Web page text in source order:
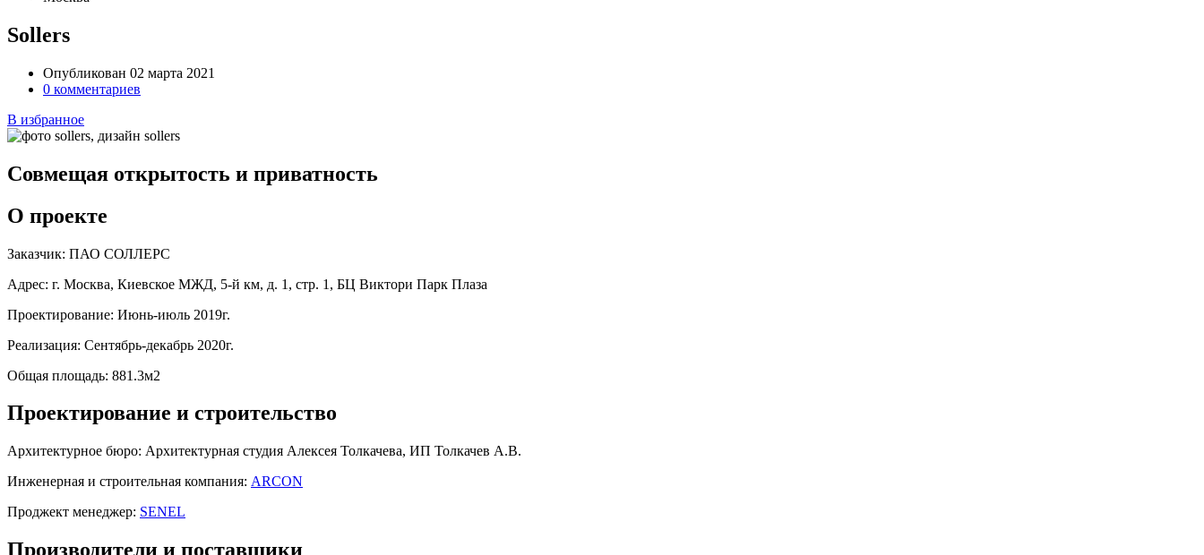
Sollers
Опубликован 02 марта 2021
0 комментариев
В избранное
Совмещая открытость и приватность
О проекте
Заказчик: ПАО СОЛЛЕРС
Адрес: г. Москва, Киевское МЖД, 5-й км, д. 1, стр. 1, БЦ Виктори Парк Плаза
Проектирование: Июнь-июль 2019г.
Реализация: Сентябрь-декабрь 2020г.
Общая площадь: 881.3м2
Проектирование и строительство
Архитектурное бюро: Архитектурная студия Алексея Толкачева, ИП Толкачев А.В.
Инженерная и строительная компания: ARCON
Проджект менеджер: SENEL
Производители и поставщики